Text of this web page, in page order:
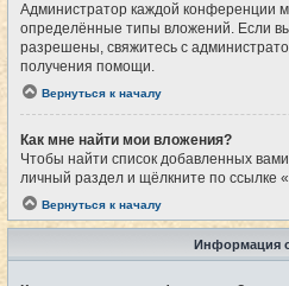
Администратор каждой конференции
определённые типы вложений. Если
разрешены, свяжитесь с
получения помощи.
Вернуться к началу
Как мне найти мои вложения?
Чтобы найти список добавленных
личный раздел и щёлкните по ссылке
Вернуться к началу
Информация